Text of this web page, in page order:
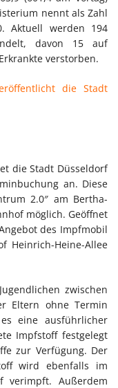
nennt als Zahl
Aktuell werden 194
davon 15 auf
verstorben.
die Stadt
die Stadt Düsseldorf
an. Diese
2.0″ am Bertha-
möglich. Geöffnet
des Impfmobil
Heinrich-Heine-Allee
zwischen
Eltern ohne Termin
eine ausführlicher
Impfstoff festgelegt
zur Verfügung. Der
wird ebenfalls im
verimpft. Außerdem